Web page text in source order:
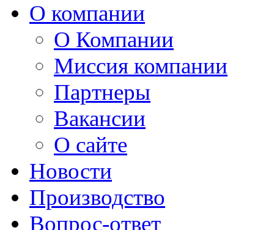
О компании
О Компании
Миссия компании
Партнеры
Вакансии
О сайте
Новости
Производство
Вопрос-ответ